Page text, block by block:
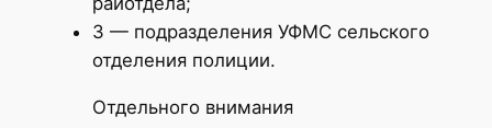
3 — подразделения УФМС сельского
отделения полиции.
Отдельного внимания